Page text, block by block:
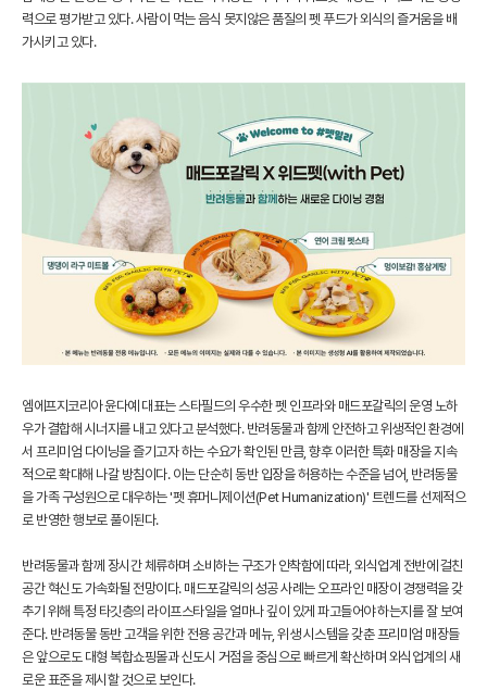
력으로 평가받고 있다. 사람이 먹는 음식 못지않은 품질의 펫 푸드가 외식의 즐거움을 배
가시키고 있다.
엠에프지코리아 윤다예 대표는 스타필드의 우수한 펫 인프라와 매드포갈릭의 운영 노하
우가 결합해 시너지를 내고 있다고 분석했다. 반려동물과 함께 안전하고 위생적인 환경에
서 프리미엄 다이닝을 즐기고자 하는 수요가 확인된 만큼, 향후 이러한 특화 매장을 지속
적으로 확대해 나갈 방침이다. 이는 단순히 동반 입장을 허용하는 수준을 넘어, 반려동물
을 가족 구성원으로 대우하는 '펫 휴머니제이션(Pet Humanization)' 트렌드를 선제적으
로 반영한 행보로 풀이된다.
반려동물과 함께 장시간 체류하며 소비하는 구조가 안착함에 따라, 외식업계 전반에 걸친
공간 혁신도 가속화될 전망이다. 매드포갈릭의 성공 사례는 오프라인 매장이 경쟁력을 갖
추기 위해 특정 타깃층의 라이프스타일을 얼마나 깊이 있게 파고들어야 하는지를 잘 보여
준다. 반려동물 동반 고객을 위한 전용 공간과 메뉴, 위생 시스템을 갖춘 프리미엄 매장들
은 앞으로도 대형 복합쇼핑몰과 신도시 거점을 중심으로 빠르게 확산하며 외식업계의 새
로운 표준을 제시할 것으로 보인다.